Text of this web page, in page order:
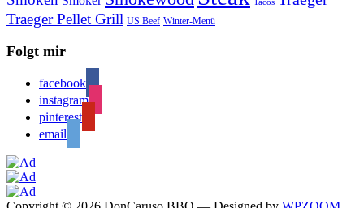
Tacos
Traeger Pellet Grill US Beef Winter-Menü
Folgt mir
facebook
instagram
pinterest
email